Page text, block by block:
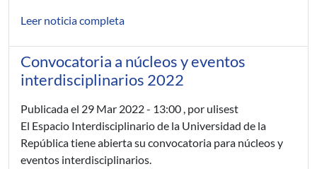
Leer noticia completa
Convocatoria a núcleos y eventos
interdisciplinarios 2022
Publicada el 29 Mar 2022 - 13:00 , por ulisest
El Espacio Interdisciplinario de la Universidad de la
República tiene abierta su convocatoria para núcleos y
eventos interdisciplinarios.